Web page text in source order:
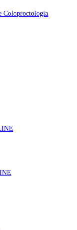
novo sistema de
precisa?
ao tribunal, cada
Cardio –
ficar sem médico
Coloproctologia